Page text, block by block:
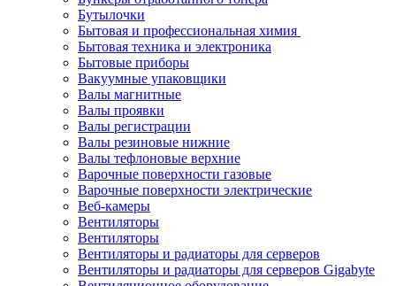
Бутылочки
Бытовая и профессиональная химия
Бытовая техника и электроника
Бытовые приборы
Вакуумные упаковщики
Валы магнитные
Валы проявки
Валы регистрации
Валы резиновые нижние
Валы тефлоновые верхние
Варочные поверхности газовые
Варочные поверхности электрические
Веб-камеры
Вентиляторы
Вентиляторы
Вентиляторы и радиаторы для серверов
Вентиляторы и радиаторы для серверов Gigabyte